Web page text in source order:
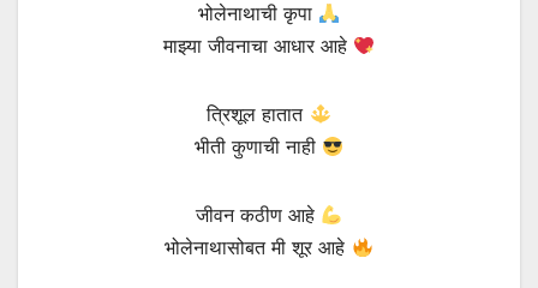
भोलेनाथाची कृपा
माझ्या जीवनाचा आधार आहे
त्रिशूल हातात
भीती कुणाची नाही
जीवन कठीण आहे
भोलेनाथासोबत मी शूर आहे